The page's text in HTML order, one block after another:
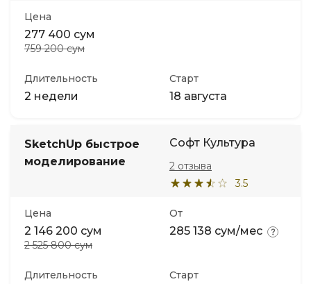
Цена
277 400 сум
759 200 сум
Длительность
2 недели
Старт
18 августа
SketchUp быстрое
моделирование
Софт Культура
3.5
2 отзыва
Цена
2 146 200 сум
2 525 800 сум
От
285 138 сум/мес
Длительность Старт